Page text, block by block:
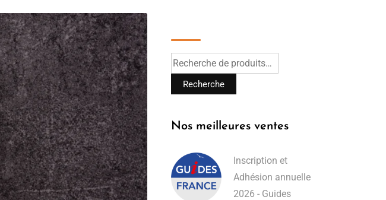
Recherche
Nos meilleures ventes
Inscription et
Adhésion annuelle
2026 - Guides